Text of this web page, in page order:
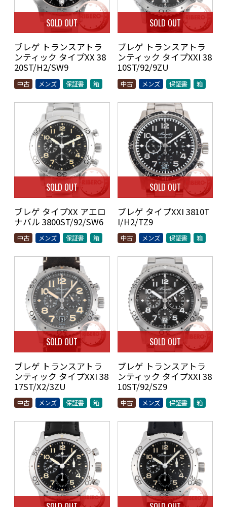
SOLD OUT
ブレゲ トランスアトラ
ンティック タイプXX 38
20ST/H2/SW9
中古 メンズ 保証書 箱
SOLD OUT
ブレゲ トランスアトラ
ンティック タイプXXI 38
10ST/92/9ZU
中古 メンズ 保証書 箱
SOLD OUT
ブレゲ タイプXX アエロ
ナバル 3800ST/92/SW6
中古 メンズ 保証書 箱
SOLD OUT
ブレゲ タイプXXI 3810T
I/H2/TZ9
中古 メンズ 保証書 箱
SOLD OUT
ブレゲ トランスアトラ
ンティック タイプXXI 38
17ST/X2/3ZU
中古 メンズ 保証書 箱
SOLD OUT
ブレゲ トランスアトラ
ンティック タイプXXI 38
10ST/92/SZ9
中古 メンズ 保証書 箱